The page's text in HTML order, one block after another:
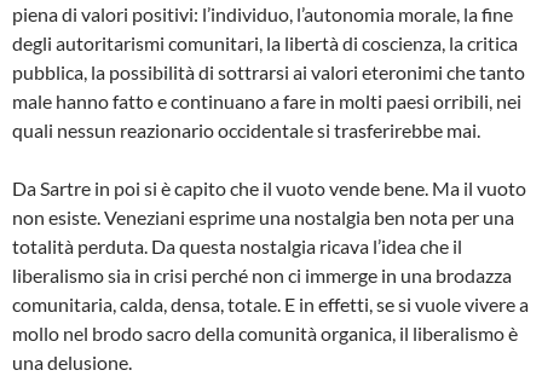
piena di valori positivi: l’individuo, l’autonomia morale, la fine
degli autoritarismi comunitari, la libertà di coscienza, la critica
pubblica, la possibilità di sottrarsi ai valori eteronimi che tanto
male hanno fatto e continuano a fare in molti paesi orribili, nei
quali nessun reazionario occidentale si trasferirebbe mai.
Da Sartre in poi si è capito che il vuoto vende bene. Ma il vuoto
non esiste. Veneziani esprime una nostalgia ben nota per una
totalità perduta. Da questa nostalgia ricava l’idea che il
liberalismo sia in crisi perché non ci immerge in una brodazza
comunitaria, calda, densa, totale. E in effetti, se si vuole vivere a
mollo nel brodo sacro della comunità organica, il liberalismo è
una delusione.